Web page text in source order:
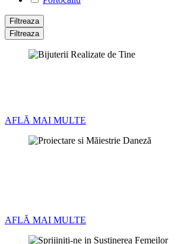
Filtreaza
Filtreaza
AFLĂ MAI MULTE
AFLĂ MAI MULTE